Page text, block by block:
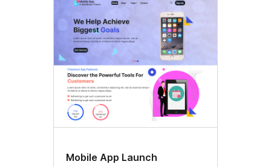
Mobile App Launch